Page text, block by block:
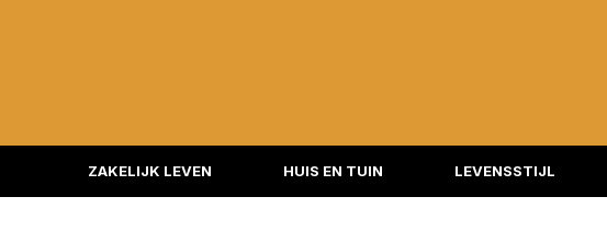
ZAKELIJK LEVEN HUIS EN TUIN LEVENSSTIJL